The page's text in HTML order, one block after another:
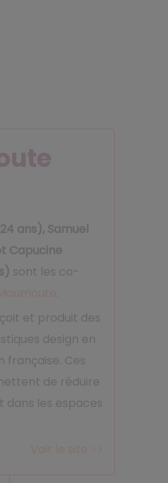
ans), Samuel
Capucine
sont les co-
et produit des
design en
française. Ces
de réduire
dans les espaces